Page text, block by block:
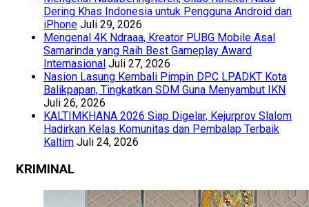
Dering Khas Indonesia untuk Pengguna Android dan
iPhone Juli 29, 2026
Mengenal 4K Ndraaa, Kreator PUBG Mobile Asal
Samarinda yang Raih Best Gameplay Award
Internasional Juli 27, 2026
Nasion Lasung Kembali Pimpin DPC LPADKT Kota
Balikpapan, Tingkatkan SDM Guna Menyambut IKN
Juli 26, 2026
KALTIMKHANA 2026 Siap Digelar, Kejurprov Slalom
Hadirkan Kelas Komunitas dan Pembalap Terbaik
Kaltim Juli 24, 2026
KRIMINAL